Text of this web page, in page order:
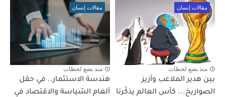
مقالات إنسان
منذ بضع لحظات
بين هدير الملاعب وأزيز
الصواريخ... كأس العالم يذكّرنا
مقالات إنسان
منذ بضع لحظات
هندسة الاستثمار.. في حقل
ألغام السّياسة والاقتصاد في